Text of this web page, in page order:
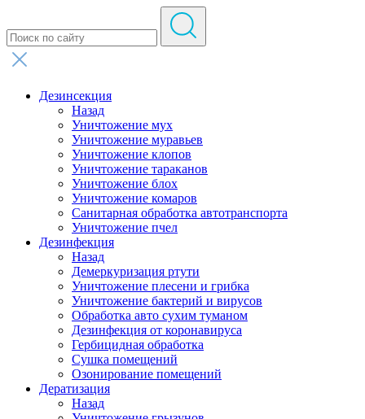
Дезинсекция
Назад
Уничтожение мух
Уничтожение муравьев
Уничтожение клопов
Уничтожение тараканов
Уничтожение блох
Уничтожение комаров
Санитарная обработка автотранспорта
Уничтожение пчел
Дезинфекция
Назад
Демеркуризация ртути
Уничтожение плесени и грибка
Уничтожение бактерий и вирусов
Обработка авто сухим туманом
Дезинфекция от коронавируса
Гербицидная обработка
Сушка помещений
Озонирование помещений
Дератизация
Назад